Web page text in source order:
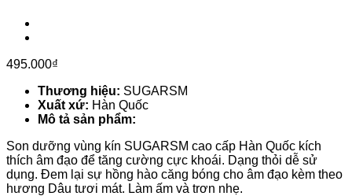
495.000₫
Thương hiệu: SUGARSM
Xuất xứ: Hàn Quốc
Mô tả sản phẩm:
Son dưỡng vùng kín SUGARSM cao cấp Hàn Quốc kích
thích âm đạo để tăng cường cực khoái. Dạng thỏi dễ sử
dụng. Đem lại sự hồng hào căng bóng cho âm đạo kèm theo
hương Dâu tươi mát. Làm ấm và trơn nhẹ.